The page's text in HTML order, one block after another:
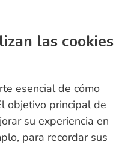
las cookies
esencial de cómo
objetivo principal de
su experiencia en
para recordar sus